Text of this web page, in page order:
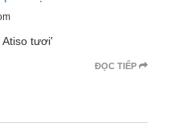
tươi'
ĐỌC TIẾP